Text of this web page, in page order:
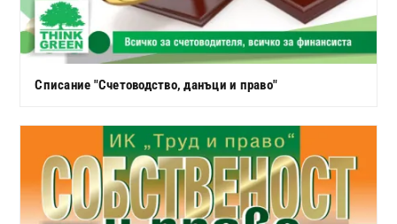
Списание "Счетоводство, данъци и право"